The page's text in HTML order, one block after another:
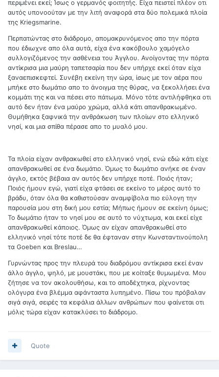
περιμένει εκεί; Ίσως ο γερμανός φοιτητής. Είχα πειστεί πλέον οτι
αυτός υπονοούταν με την λιτή αναφορά στα δύο πολεμικά πλοία
της Kriegsmarine.
Περπατώντας στο διάδρομο, απομακρυνόμενος απο την πόρτα
που έδιωχνε απο όλα αυτά, είχα ένα κακόβουλο χαμόγελο
συλλογιζόμενος την ασθένεια του Άγγλου. Ανοίγοντας την πόρτα
αντίκρισα μια μαύρη ταπετσαρία που δεν υπήρχε εκεί όταν είχα
ξαναεπισκεφτεί. Συνέβη εκείνη την ώρα, ίσως με τον αέρα που
μπήκε στο δωμάτιο απο το άνοιγμα της θύρας, να ξεκολλήσει ένα
κομμάτι της και να πέσει στο πάτωμα. Μόνο τότε αντιλήφθηκα οτι
αυτό δεν ήταν ένα μαύρο χρώμα, αλλά κάτι απανθρακωμένο.
Θυμήθηκα ξαφνικά την ανθράκωση των πλοίων στο ελληνικό
νησί, και μια σπίθα πέρασε απο το μυαλό μου.
Τα πλοία είχαν ανθρακωθεί στο ελληνικό νησί, ενώ εδώ κάτι είχε
απανθρακωθεί σε ένα δωμάτιο. Όμως το δωμάτιο ανήκε σε έναν
άγγλο, εκτός βέβαια αν αυτός δεν υπήρχε ποτέ. Ποιός ήταν;
Ποιός ήμουν εγώ, γιατί είχα φτάσει σε εκείνο το μέρος αυτό το
βράδυ, όταν όλα θα καθιστούσαν αναμφίβολα πιο εύλογη την
παρουσία μου στη δική μου εστία; Μήπως ήμουν σε εκείνη όμως;
Το δωμάτιο ήταν το νησί μου σε αυτό το νύχτωμα, και εκεί είχε
απανθρακωθεί κάποιος. Όμως αν είχαν απανθρακωθεί στο
ελληνικό νησί τότε ποτέ δε θα έφταναν στην Κωνσταντινούπολη
τα Goeben και Breslau…
Γυρνώντας προς την πλευρά του διαδρόμου αντίκρισα εκεί έναν
άλλο άγγλο, ψηλό, με μουστάκι, που με κοίταξε θυμωμένα. Μου
ζήτησε να τον ακολουθήσω, και το αποδέχτηκα, ρίχνοντας
ολόγυρα ένα βλέμμα αφάνταστα λυπημένο. Πίσω του πρόβαλαν
σιγά σιγά, σειρές τα κεφάλια άλλων ανθρώπων που φαίνεται οτι
μόλις τώρα είχαν κατακλύσει το διάδρομο.
Quote